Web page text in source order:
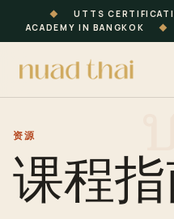
◆ UTTS
ACADEMY IN BANGKOK
◆
资源
课程